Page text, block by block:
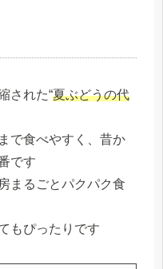
された“夏ぶどうの代
で食べやすく、昔か
です
まるごとパクパク食
もぴったりです